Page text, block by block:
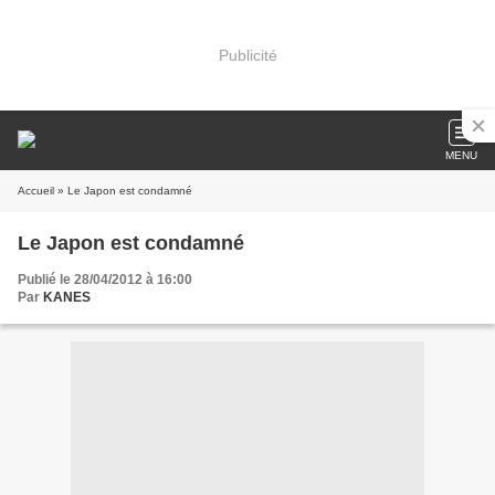
Publicité
MENU
Accueil » Le Japon est condamné
Le Japon est condamné
Publié le 28/04/2012 à 16:00
Par KANES